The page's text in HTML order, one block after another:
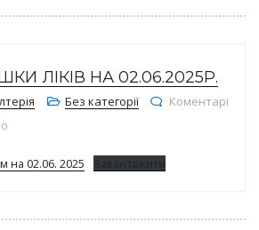
ЛІКІВ НА 02.06.2025Р.
Без категорії
Коментарі
на 02.06. 2025 Завантажити